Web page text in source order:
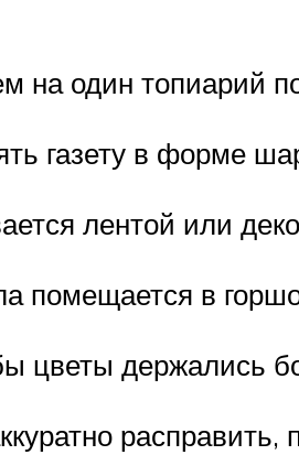
на один топиарий
газету в форме
лентой или
помещается в
цветы держались
расправить,